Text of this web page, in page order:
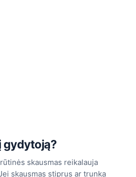
gydytoją?
skausmas reikalauja
skausmas stiprus ar trunka